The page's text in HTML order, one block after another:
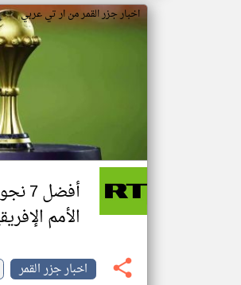
اخبار جزر القمر من ار تي عربي
الأمم الإفريقية
اخبار جزر القمر